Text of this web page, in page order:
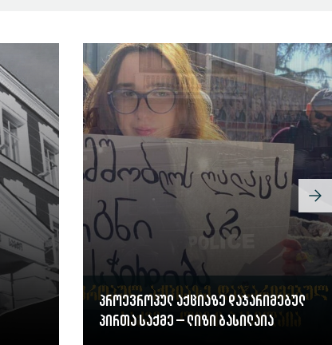
პროევროპულ აქციაზე დაჯარიმებულ
პირთა საქმე – ლიზი ბასილაია